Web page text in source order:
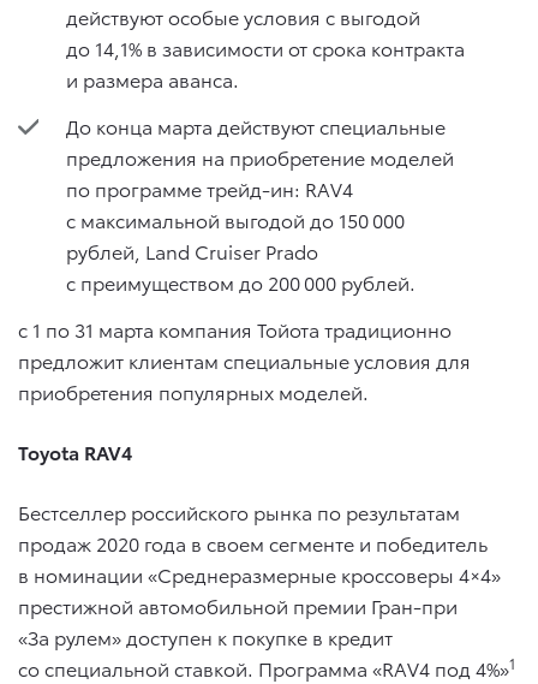
действуют особые условия с выгодой
до 14,1% в зависимости от срока контракта
и размера аванса.
До конца марта действуют специальные
предложения на приобретение моделей
по программе трейд-ин: RAV4
с максимальной выгодой до 150 000
рублей, Land Cruiser Prado
с преимуществом до 200 000 рублей.
с 1 по 31 марта компания Тойота традиционно
предложит клиентам специальные условия для
приобретения популярных моделей.
Toyota RAV4
Бестселлер российского рынка по результатам
продаж 2020 года в своем сегменте и победитель
в номинации «Среднеразмерные кроссоверы 4×4»
престижной автомобильной премии Гран-при
«За рулем» доступен к покупке в кредит
со специальной ставкой. Программа «RAV4 под 4%»1